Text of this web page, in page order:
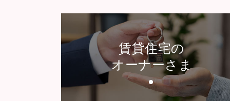
賃貸住宅の
オーナーさま